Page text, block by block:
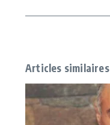
Articles similaires